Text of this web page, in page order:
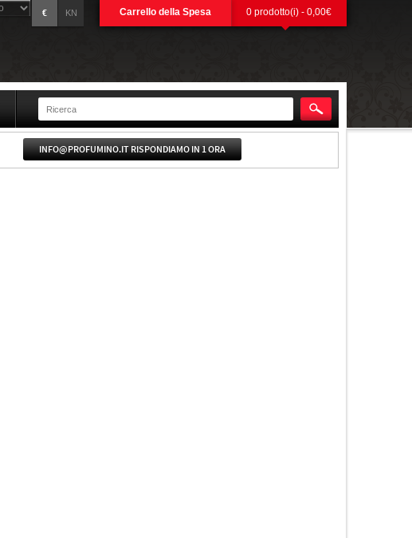
€ KN Carrello della Spesa 0 prodotto(i) - 0,00€
INFO@PROFUMINO.IT RISPONDIAMO IN 1 ORA